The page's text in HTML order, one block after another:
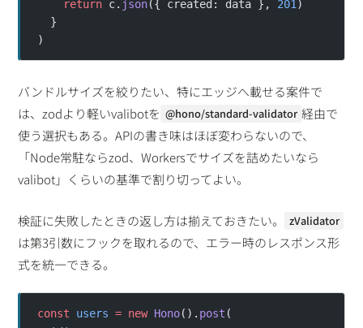
    return
c. json({ created: data }, 201 )
  }
)
バンドルサイズを絞りたい、特にエッジへ載せる案件で
は、zodより軽いvalibotを @hono/standard-validator 経由で
使う選択もある。APIの書き味はほぼ変わらないので、
「Node常駐ならzod、Workersでサイズを詰めたいなら
valibot」くらいの基準で割り切ってよい。
検証に失敗したときの返し方は揃えておきたい。 zValidator
は第3引数にフックを取れるので、エラー時のレスポンス形
式を統一できる。
const users = new Hono(). post (